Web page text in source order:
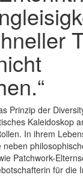
Prinzip der
Kaleidoskop
In ihrem
Patchwork-
für die